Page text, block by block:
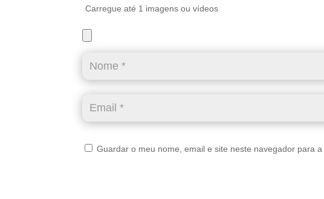
Carregue até 1 imagens ou vídeos
Guardar o meu nome, email e site neste navegador para